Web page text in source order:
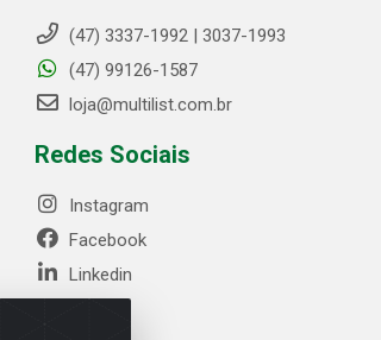
(47) 3337-1992 | 3037-1993
(47) 99126-1587
loja@multilist.com.br
Redes Sociais
Instagram
Facebook
Linkedin